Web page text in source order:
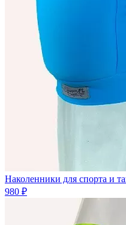
Наколенники для спорта и
980 ₽